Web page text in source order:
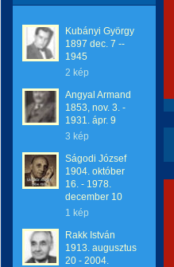
Kubányi György
1897 dec. 7 --
1945
2 kép
Angyal Armand
1853, nov. 3. -
1931. ápr. 9
3 kép
Ságodi József
1904. október
16. - 1978.
december 10
1 kép
Rakk István
1913. augusztus
20 - 2004.